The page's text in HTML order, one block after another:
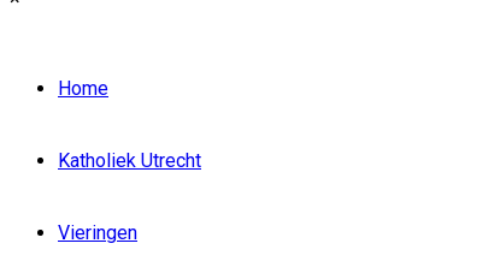
Home
Katholiek Utrecht
Vieringen